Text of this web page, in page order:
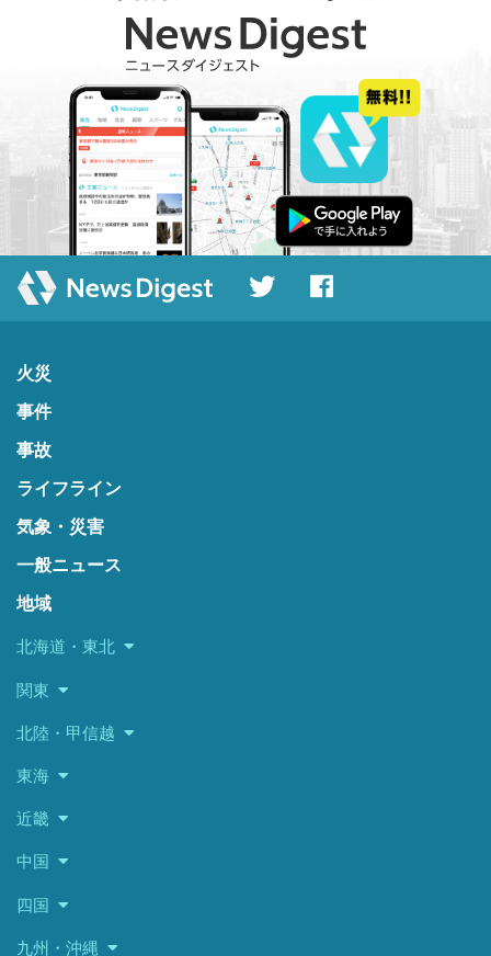
火災
事件
事故
ライフライン
気象・災害
一般ニュース
地域
北海道・東北
関東
北陸・甲信越
東海
近畿
中国
四国
九州・沖縄